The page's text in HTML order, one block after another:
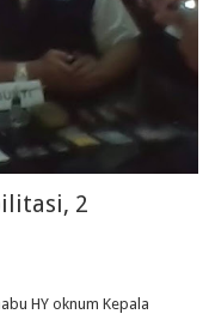
2
HY oknum Kepala